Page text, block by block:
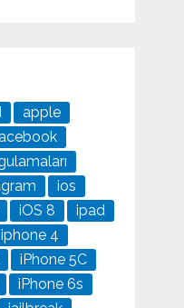
apple
ios
iOS 8
ipad
iphone 4
iPhone 5C
iPhone 6s